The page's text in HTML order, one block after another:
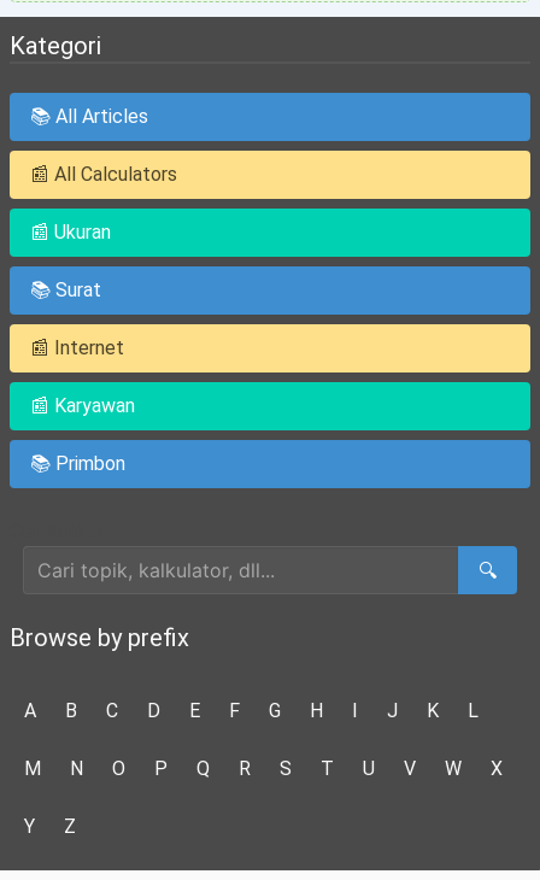
Kategori
📚 All Articles
📰 All Calculators
📰 Ukuran
📚 Surat
📰 Internet
📰 Karyawan
📚 Primbon
🔍
Browse by prefix
A B C D E F G H I J K L
M N O P Q R S T U V W X
Y Z